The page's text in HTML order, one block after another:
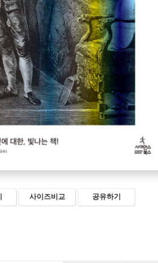
사이즈비교 공유하기